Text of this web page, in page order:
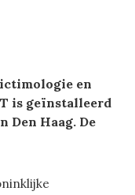
en
is geïnstalleerd
Den Haag. De